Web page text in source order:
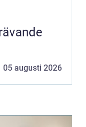
05 augusti 2026